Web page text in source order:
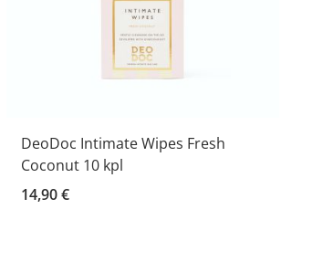
DeoDoc Intimate Wipes Fresh
Coconut 10 kpl
14,90 €